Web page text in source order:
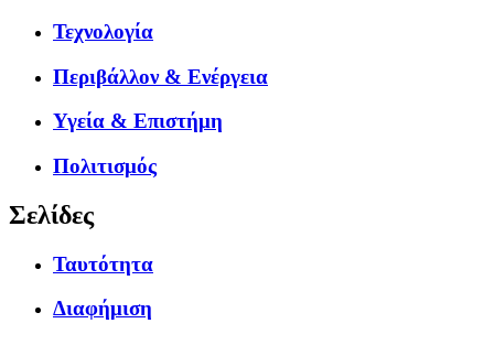
Τεχνολογία
Περιβάλλον & Ενέργεια
Υγεία & Επιστήμη
Πολιτισμός
Σελίδες
Ταυτότητα
Διαφήμιση